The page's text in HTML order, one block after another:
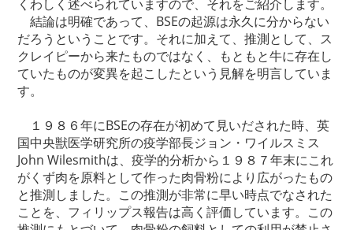
くわしく述べられていますので、それをご紹介します。
結論は明確であって、BSEの起源は永久に分からない
だろうということです。それに加えて、推測として、ス
クレイピーから来たものではなく、もともと牛に存在し
ていたものが変異を起こしたという見解を明言していま
す。
１９８６年にBSEの存在が初めて見いだされた時、英
国中央獣医学研究所の疫学部長ジョン・ワイルスミス
John Wilesmithは、疫学的分析から１９８７年末にこれ
がくず肉を原料として作った肉骨粉により広がったもの
と推測しました。この推測が非常に早い時点でなされた
ことを、フィリップス報告は高く評価しています。この